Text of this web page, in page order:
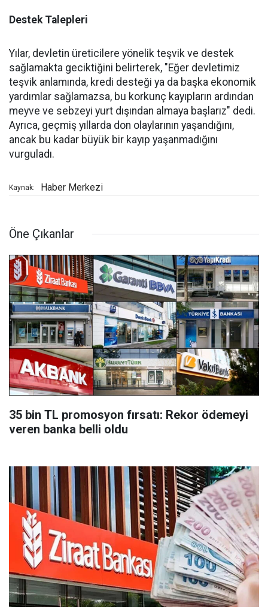
Destek Talepleri
Yılar, devletin üreticilere yönelik teşvik ve destek
sağlamakta geciktiğini belirterek, "Eğer devletimiz
teşvik anlamında, kredi desteği ya da başka ekonomik
yardımlar sağlamazsa, bu korkunç kayıpların ardından
meyve ve sebzeyi yurt dışından almaya başlarız" dedi.
Ayrıca, geçmiş yıllarda don olaylarının yaşandığını,
ancak bu kadar büyük bir kayıp yaşanmadığını
vurguladı.
Kaynak: Haber Merkezi
Öne Çıkanlar
35 bin TL promosyon fırsatı: Rekor ödemeyi
veren banka belli oldu